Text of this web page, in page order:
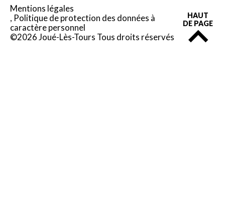
Mentions légales
Politique de protection des données à
caractère personnel
©2026 Joué-Lès-Tours Tous droits réservés
HAUT
DE PAGE